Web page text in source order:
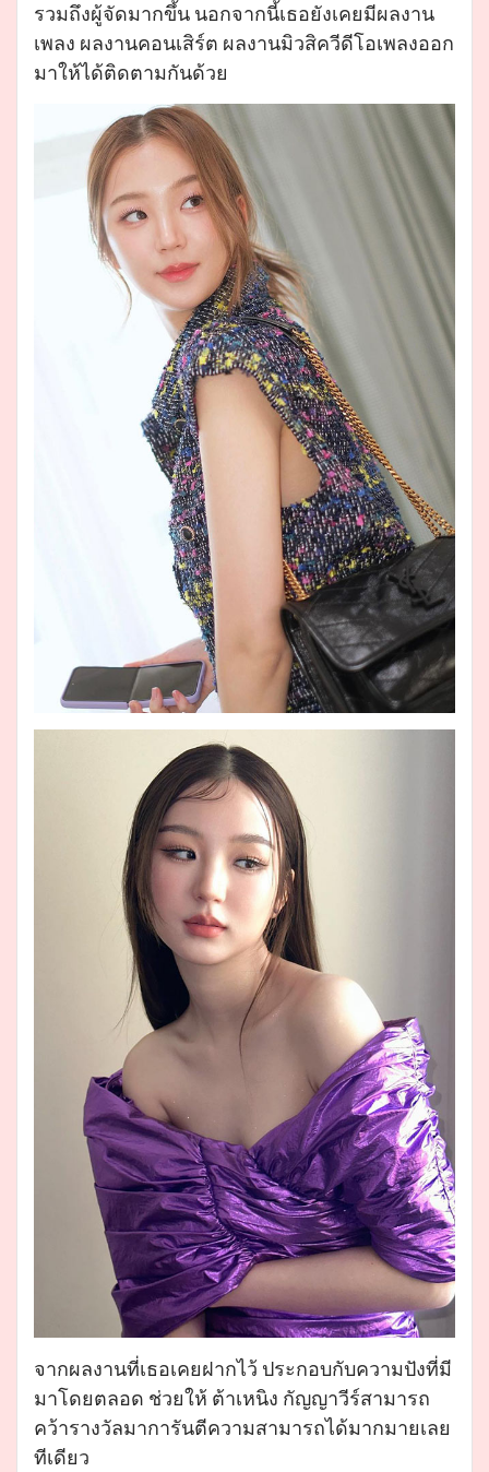
รวมถึงผู้จัดมากขึ้น นอกจากนี้เธอยังเคยมีผลงาน
เพลง ผลงานคอนเสิร์ต ผลงานมิวสิควีดีโอเพลงออก
มาให้ได้ติดตามกันด้วย
จากผลงานที่เธอเคยฝากไว้ ประกอบกับความปังที่มี
มาโดยตลอด ช่วยให้ ต้าเหนิง กัญญาวีร์สามารถ
คว้ารางวัลมาการันตีความสามารถได้มากมายเลย
ทีเดียว